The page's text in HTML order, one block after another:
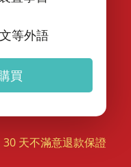
等外語
買
天不滿意退款保證